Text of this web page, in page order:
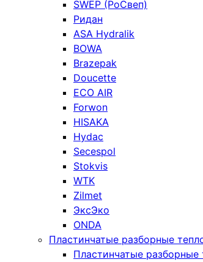
SWEP (РоСвеп)
Ридан
ASA Hydralik
BOWA
Brazepak
Doucette
ECO AIR
Forwon
HISAKA
Hydac
Secespol
Stokvis
WTK
Zilmet
ЭксЭко
ONDA
Пластинчатые разборные
Пластинчатые разборные